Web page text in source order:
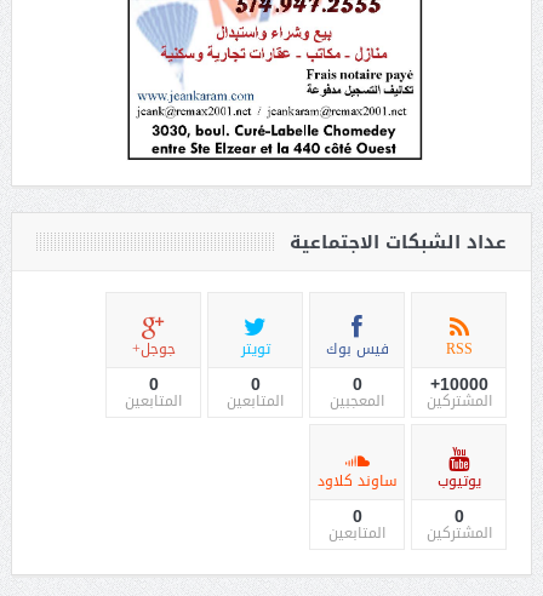
عداد الشبكات الاجتماعية
RSS
10000+
المشتركين
فيس بوك
0
المعجبين
تويتر
0
المتابعين
جوجل+
0
المتابعين
يوتيوب
0
المشتركين
ساوند كلاود
0
المتابعين